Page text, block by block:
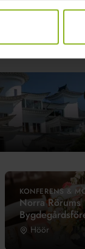
KONFERENS &
Norra Rörums
Höör